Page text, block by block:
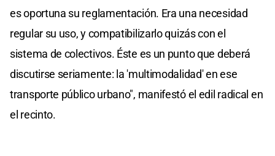
es oportuna su reglamentación. Era una necesidad
regular su uso, y compatibilizarlo quizás con el
sistema de colectivos. Éste es un punto que deberá
discutirse seriamente: la 'multimodalidad' en ese
transporte público urbano", manifestó el edil radical en
el recinto.